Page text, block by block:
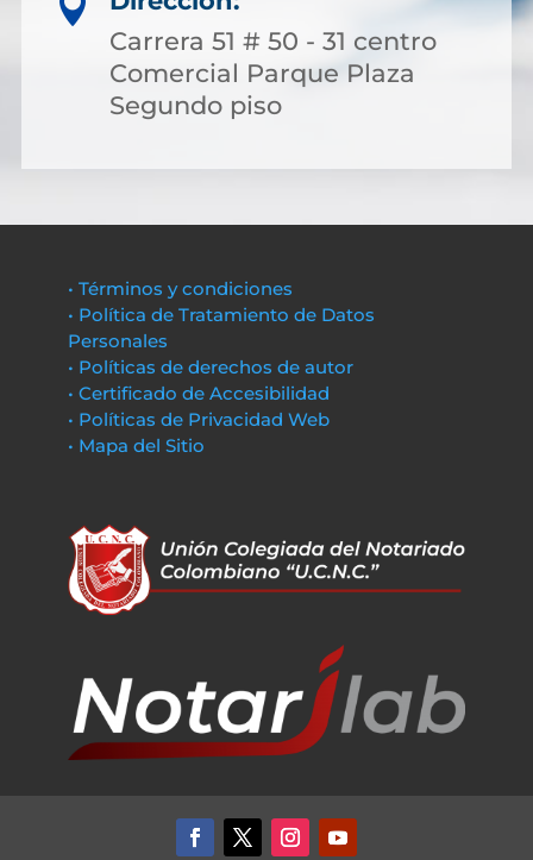
Carrera 51 # 50 - 31 centro
Comercial Parque Plaza
Segundo piso
• Términos y condiciones
• Política de Tratamiento de Datos
Personales
• Políticas de derechos de autor
• Certificado de Accesibilidad
• Políticas de Privacidad Web
• Mapa del Sitio